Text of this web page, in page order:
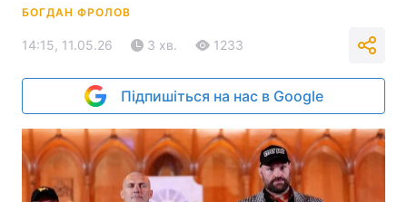
БОГДАН ФРОЛОВ
14:15, 11.05.26 3 хв. 1233
Підпишіться на нас в Google